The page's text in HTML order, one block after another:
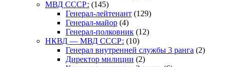
МВД СССР: (145)
Генерал-лейтенант (129)
Генерал-майор (4)
Генерал-полковник (12)
НКВД — МВД СССР: (10)
Генерал внутренней службы 3 ранга (2)
Директор милиции (2)